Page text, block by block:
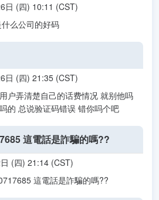
日 (四) 10:11 (CST)
么公司的好码
日 (四) 21:35 (CST)
户弄清楚自己的话费情况 就别他吗
的 总说验证码错误 错你吗个吧
這電話是詐騙的嗎??
(四) 21:14 (CST)
這電話是詐騙的嗎??